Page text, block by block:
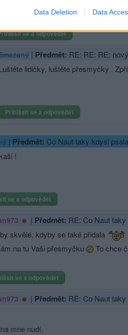
Data Deletion Data
se a odpovědět
| Předmět: RE: RE: RE:
lidičky, luštěte přesmyčky .
Přihlásit se a odpovědět
| Předmět: Co Naut taky kdysi
!
se a odpovědět
| Předmět: RE: Co Naut
skvělé, kdyby se také přidala
na tu Vaši přesmyčku
To chce
se a odpovědět
| Předmět: RE: Co Naut
mne nudí,